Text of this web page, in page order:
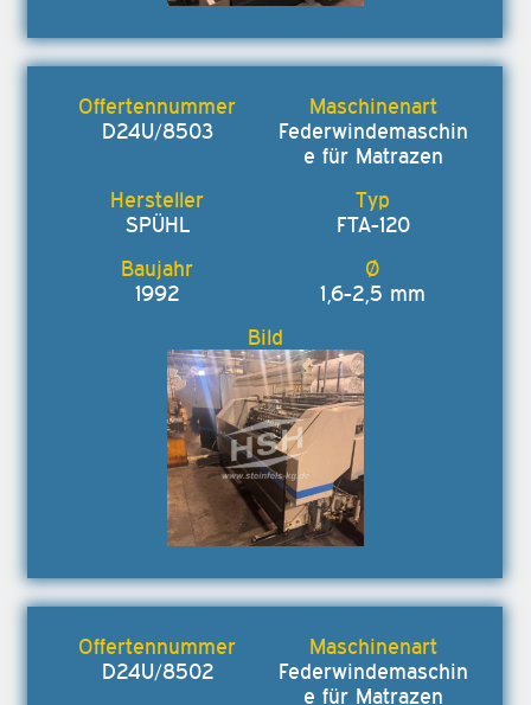
D24U/8503
Federwindemaschin
e für Matrazen
SPÜHL FTA-120
1992 1,6-2,5 mm
D24U/8502
Federwindemaschin
e für Matrazen